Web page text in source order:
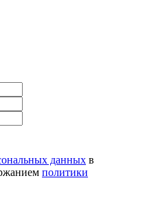
данных в
политики